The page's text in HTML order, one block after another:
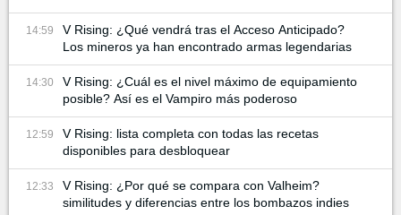
14:59
V Rising: ¿Qué vendrá tras el Acceso Anticipado?
Los mineros ya han encontrado armas legendarias
14:30
V Rising: ¿Cuál es el nivel máximo de equipamiento
posible? Así es el Vampiro más poderoso
12:59
V Rising: lista completa con todas las recetas
disponibles para desbloquear
12:33
V Rising: ¿Por qué se compara con Valheim?
similitudes y diferencias entre los bombazos indies